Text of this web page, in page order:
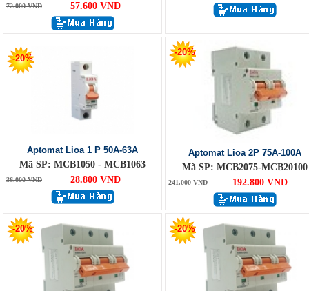
72.000 VND 57.600 VND
-20%
Aptomat Lioa 1 P 50A-63A
Mã SP: MCB1050 - MCB1063
36.000 VND 28.800 VND
-20%
Aptomat Lioa 2P 75A-100A
Mã SP: MCB2075-MCB20100
241.000 VND 192.800 VND
-20% -20%